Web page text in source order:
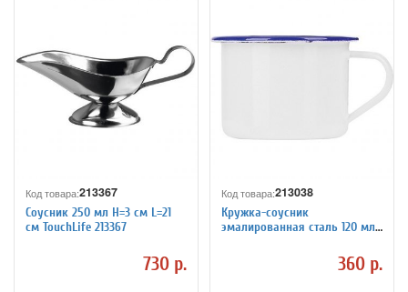
Код товара:213367
Соусник 250 мл H=3 см L=21
см TouchLife 213367
730 р.
Код товара:213038
Кружка-соусник
эмалированная сталь 120 мл
360 р.